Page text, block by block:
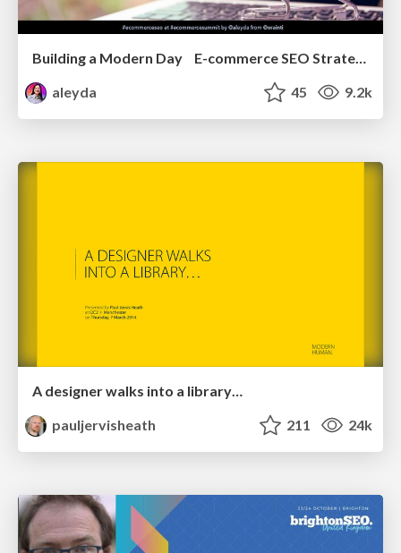
aleyda
45 9.2k
A designer walks into a library…
pauljervisheath
211 24k